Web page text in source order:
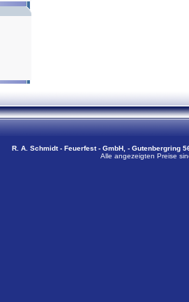
R. A. Schmidt - Feuerfest - GmbH, - Gutenbergring
Alle angezeigten Preise